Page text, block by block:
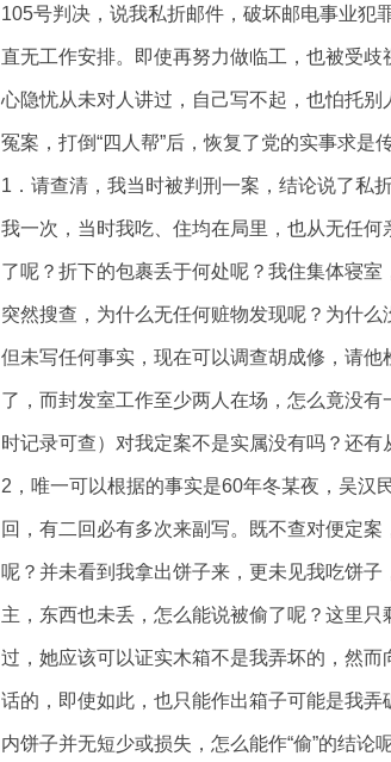
105号判决，说我私折邮件，破坏邮电事业犯
直无工作安排。即使再努力做临工，也被受
心隐忧从未对人讲过，自己写不起，也怕托
冤案，打倒“四人帮”后，恢复了党的实事求
1．请查清，我当时被判刑一案，结论说了私
我一次，当时我吃、住均在局里，也从无任
了呢？折下的包裹丢于何处呢？我住集体寝
突然搜查，为什么无任何赃物发现呢？为什
但未写任何事实，现在可以调查胡成修，请
了，而封发室工作至少两人在场，怎么竟没
时记录可查）对我定案不是实属没有吗？还有
2，唯一可以根据的事实是60年冬某夜，吴汉
回，有二回必有多次来副写。既不查对便定
呢？并未看到我拿出饼子来，更未见我吃饼
主，东西也未丢，怎么能说被偷了呢？这里
过，她应该可以证实木箱不是我弄坏的，然
话的，即使如此，也只能作出箱子可能是我
内饼子并无短少或损失，怎么能作“偷”的结论